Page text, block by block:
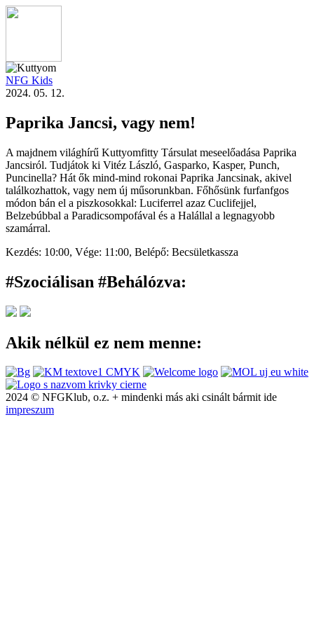
NFG Kids
2024. 05. 12.
Paprika Jancsi, vagy nem!
A majdnem világhírű Kuttyomfitty Társulat meseelőadása Paprika
Jancsiról. Tudjátok ki Vitéz László, Gasparko, Kasper, Punch,
Puncinella? Hát ők mind-mind rokonai Paprika Jancsinak, akivel
találkozhattok, vagy nem új műsorunkban. Főhősünk furfanfgos
módon bán el a piszkosokkal: Luciferrel azaz Cuclifejjel,
Belzebúbbal a Paradicsompofával és a Halállal a legnagyobb
szamárral.
Kezdés: 10:00, Vége: 11:00, Belépő: Becsületkassza
#Szociálisan #Behálózva:
Akik nélkül ez nem menne:
2024 © NFGKlub, o.z. + mindenki más aki csinált bármit ide
impreszum